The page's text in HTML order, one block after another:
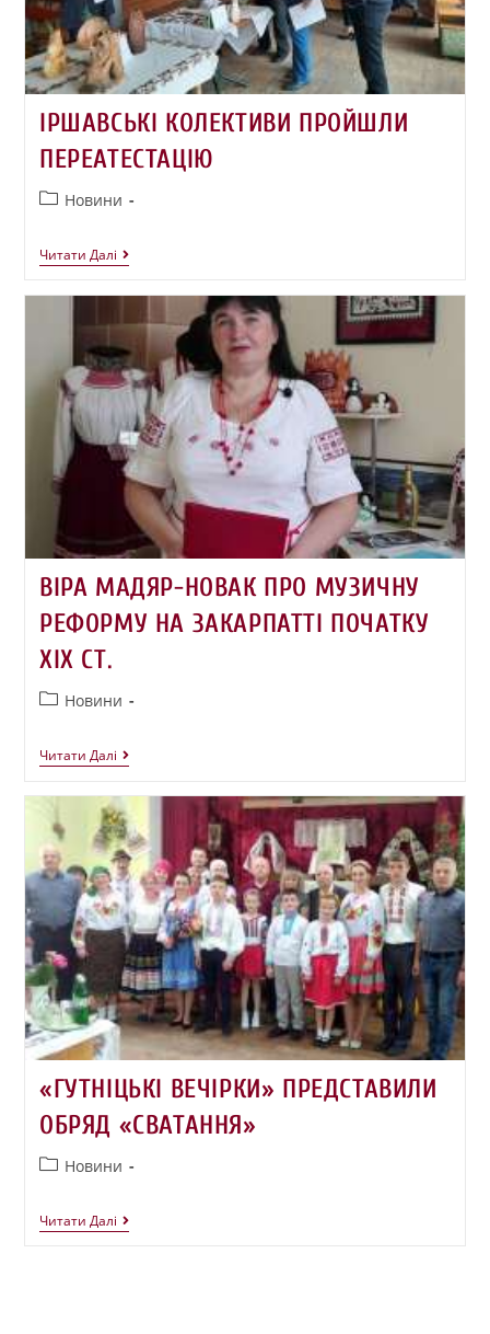
ІРШАВСЬКІ КОЛЕКТИВИ ПРОЙШЛИ
ПЕРЕАТЕСТАЦІЮ
Новини
Читати Далі
ВІРА МАДЯР-НОВАК ПРО МУЗИЧНУ
РЕФОРМУ НА ЗАКАРПАТТІ ПОЧАТКУ
ХІХ СТ.
Новини
Читати Далі
«ГУТНІЦЬКІ ВЕЧІРКИ» ПРЕДСТАВИЛИ
ОБРЯД «СВАТАННЯ»
Новини
Читати Далі